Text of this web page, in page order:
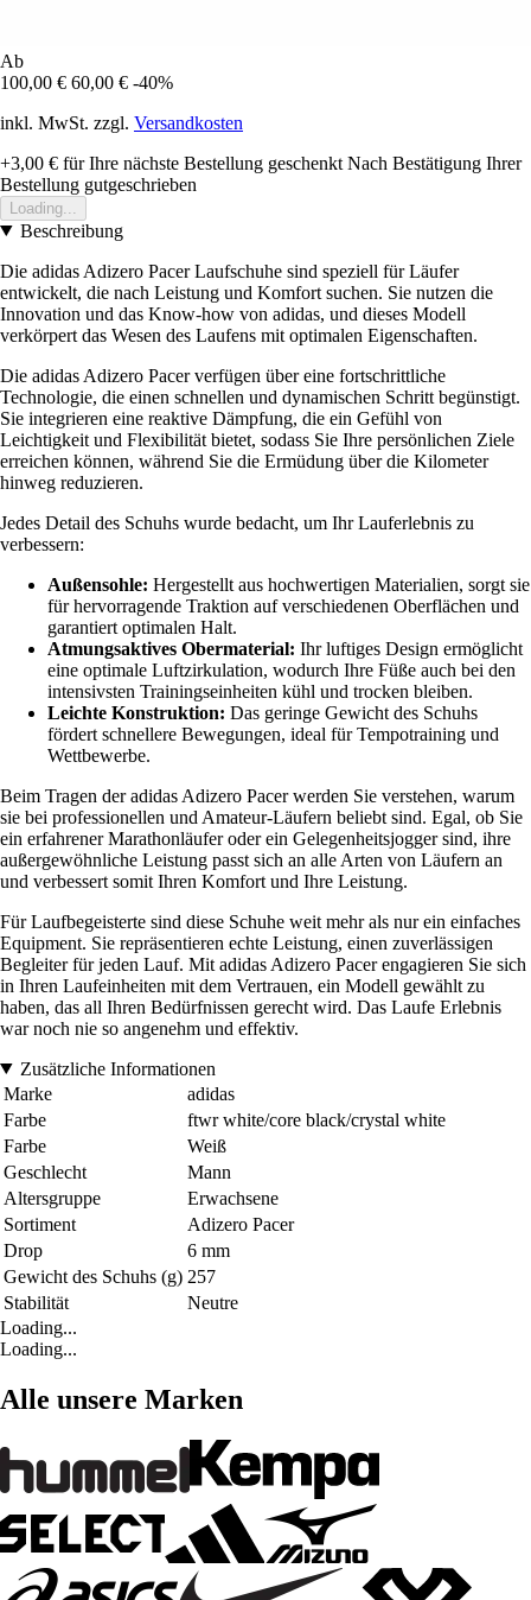
Ab
100,00 € 60,00 € -40%
inkl. MwSt. zzgl. Versandkosten
+3,00 € für Ihre nächste Bestellung geschenkt Nach Bestätigung Ihrer
Bestellung gutgeschrieben
Loading...
Beschreibung
Die adidas Adizero Pacer Laufschuhe sind speziell für Läufer
entwickelt, die nach Leistung und Komfort suchen. Sie nutzen die
Innovation und das Know-how von adidas, und dieses Modell
verkörpert das Wesen des Laufens mit optimalen Eigenschaften.
Die adidas Adizero Pacer verfügen über eine fortschrittliche
Technologie, die einen schnellen und dynamischen Schritt begünstigt.
Sie integrieren eine reaktive Dämpfung, die ein Gefühl von
Leichtigkeit und Flexibilität bietet, sodass Sie Ihre persönlichen Ziele
erreichen können, während Sie die Ermüdung über die Kilometer
hinweg reduzieren.
Jedes Detail des Schuhs wurde bedacht, um Ihr Lauferlebnis zu
verbessern:
Außensohle: Hergestellt aus hochwertigen Materialien, sorgt sie
für hervorragende Traktion auf verschiedenen Oberflächen und
garantiert optimalen Halt.
Atmungsaktives Obermaterial: Ihr luftiges Design ermöglicht
eine optimale Luftzirkulation, wodurch Ihre Füße auch bei den
intensivsten Trainingseinheiten kühl und trocken bleiben.
Leichte Konstruktion: Das geringe Gewicht des Schuhs
fördert schnellere Bewegungen, ideal für Tempotraining und
Wettbewerbe.
Beim Tragen der adidas Adizero Pacer werden Sie verstehen, warum
sie bei professionellen und Amateur-Läufern beliebt sind. Egal, ob Sie
ein erfahrener Marathonläufer oder ein Gelegenheitsjogger sind, ihre
außergewöhnliche Leistung passt sich an alle Arten von Läufern an
und verbessert somit Ihren Komfort und Ihre Leistung.
Für Laufbegeisterte sind diese Schuhe weit mehr als nur ein einfaches
Equipment. Sie repräsentieren echte Leistung, einen zuverlässigen
Begleiter für jeden Lauf. Mit adidas Adizero Pacer engagieren Sie sich
in Ihren Laufeinheiten mit dem Vertrauen, ein Modell gewählt zu
haben, das all Ihren Bedürfnissen gerecht wird. Das Laufe Erlebnis
war noch nie so angenehm und effektiv.
Zusätzliche Informationen
Marke
adidas
Farbe
ftwr white/core black/crystal white
Farbe
Weiß
Geschlecht
Mann
Altersgruppe
Erwachsene
Sortiment
Adizero Pacer
Drop
6 mm
Gewicht des Schuhs (g) 257
Stabilität
Neutre
Loading...
Loading...
Alle unsere Marken